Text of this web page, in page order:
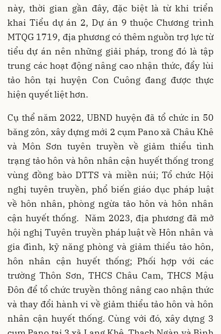
này, thời gian gần đây, đặc biệt là từ khi triển
khai Tiểu dự án 2, Dự án 9 thuộc Chương trình
MTQG 1719, địa phương có thêm nguồn trợ lực từ
tiểu dự án nên những giải pháp, trong đó là tập
trung các hoạt động nâng cao nhận thức, đẩy lùi
tảo hôn tại huyện Con Cuông đang được thực
hiện quyết liệt hơn.
Cụ thể năm 2022, UBND huyện đã tổ chức in 50
băng zôn, xây dựng mới 2 cụm Pano xã Châu Khê
và Môn Sơn tuyên truyền về giảm thiểu tình
trạng tảo hôn và hôn nhân cận huyết thống trong
vùng đồng bào DTTS và miền núi; Tổ chức Hội
nghị tuyên truyền, phổ biến giáo dục pháp luật
về hôn nhân, phòng ngừa tảo hôn và hôn nhân
cận huyết thống. Năm 2023, địa phương đã mở
hội nghị Tuyên truyền pháp luật về Hôn nhân và
gia đình, kỹ năng phòng và giảm thiểu tảo hôn,
hôn nhân cận huyết thống; Phối hợp với các
trường Thôn Sơn, THCS Châu Cam, THCS Mậu
Đôn để tổ chức truyền thông nâng cao nhận thức
và thay đổi hành vi về giảm thiểu tảo hôn và hôn
nhân cận huyết thống. Cùng với đó, xây dựng 3